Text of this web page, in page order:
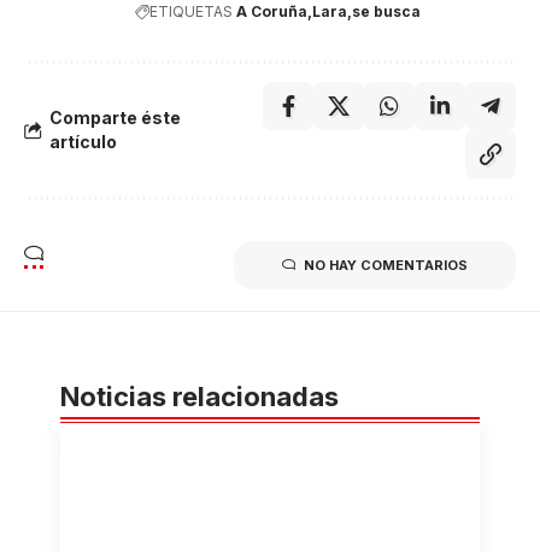
ETIQUETAS A Coruña Lara se busca
Comparte éste
artículo
NO HAY COMENTARIOS
Noticias relacionadas